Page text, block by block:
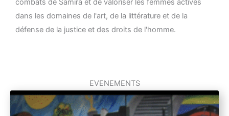
combats de Samira et de valoriser les femmes actives
dans les domaines de l'art, de la littérature et de la
défense de la justice et des droits de l'homme.
EVENEMENTS